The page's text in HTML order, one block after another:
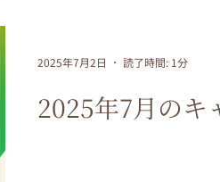
2025年7月のキ
2025年7月2日 読了時間: 1分